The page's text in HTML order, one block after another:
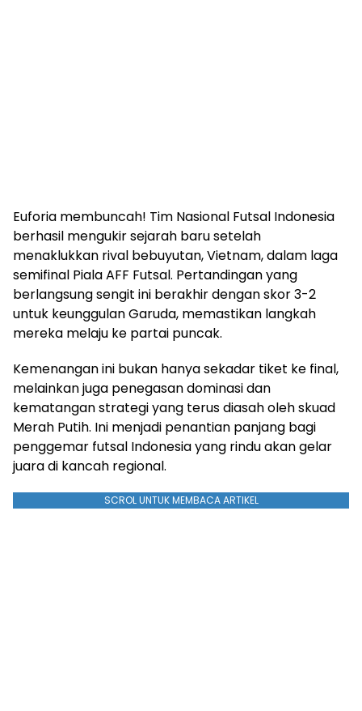
Euforia membuncah! Tim Nasional Futsal Indonesia
berhasil mengukir sejarah baru setelah
menaklukkan rival bebuyutan, Vietnam, dalam laga
semifinal Piala AFF Futsal. Pertandingan yang
berlangsung sengit ini berakhir dengan skor 3-2
untuk keunggulan Garuda, memastikan langkah
mereka melaju ke partai puncak.
Kemenangan ini bukan hanya sekadar tiket ke final,
melainkan juga penegasan dominasi dan
kematangan strategi yang terus diasah oleh skuad
Merah Putih. Ini menjadi penantian panjang bagi
penggemar futsal Indonesia yang rindu akan gelar
juara di kancah regional.
SCROL UNTUK MEMBACA ARTIKEL